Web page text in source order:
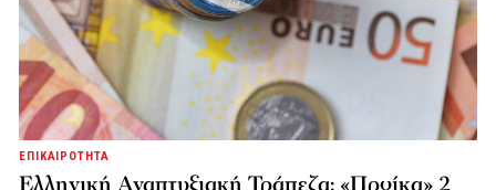
ΕΠΙΚΑΙΡΟΤΗΤΑ